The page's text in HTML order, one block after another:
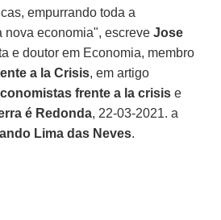
empurrando toda a
nova economia", escreveJose
e doutor em Economia, membro
a la Crisis, em artigo
frente a la crisis e
é Redonda, 22-03-2021. a
Lima das Neves.